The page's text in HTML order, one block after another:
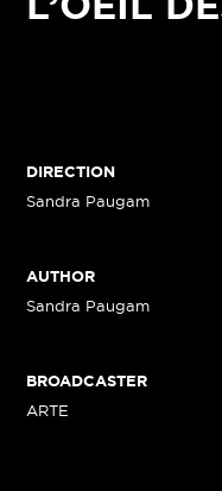
DIRECTION
Sandra Paugam
AUTHOR
Sandra Paugam
BROADCASTER
ARTE